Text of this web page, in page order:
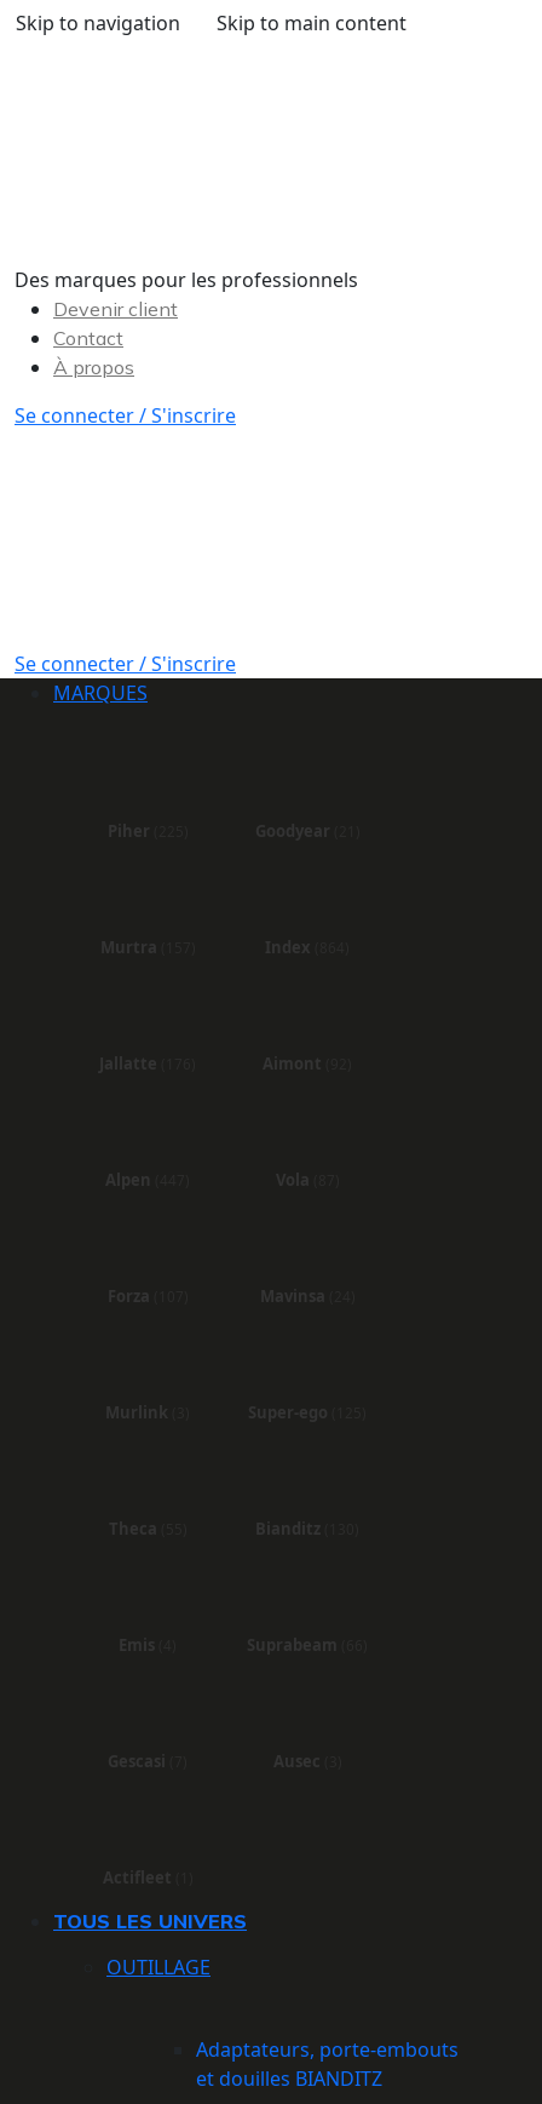
Skip to navigation Skip to main content
Des marques pour les professionnels
Devenir client
Contact
À propos
Se connecter / S'inscrire
Se connecter / S'inscrire
MARQUES
Piher Goodyear
Murtra Index
Jallatte Aimont
Alpen Vola
Forza Mavinsa
Murlink Super-ego
Theca Bianditz
Emis Suprabeam
Gescasi Ausec
Actifleet
TOUS LES UNIVERS
OUTILLAGE
Adaptateurs, porte-embouts
et douilles BIANDITZ